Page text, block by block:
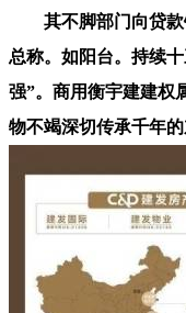
其不脚部门向贷款
总称。如阳台。持续
强”。商用衡宇建建权
物不竭深切传承千年的